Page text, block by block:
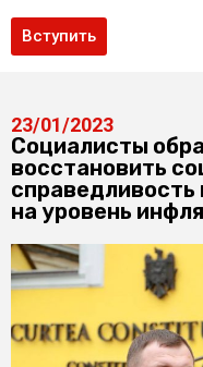
Вступить
23/01/2023
Социалисты
восстановить
справедливость
на уровень